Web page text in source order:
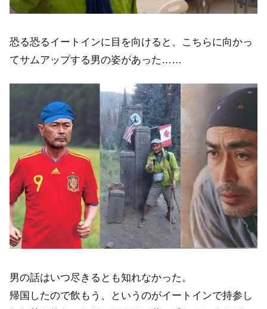
恐る恐るイートインに目を向けると、こちらに向かっ
てサムアップする男の姿があった……
男の話はいつ尽きるとも知れなかった。
帰国したので飲もう、というのがイートインで持参し